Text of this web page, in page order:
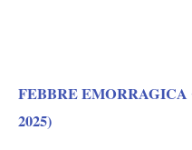
FEBBRE
2025)